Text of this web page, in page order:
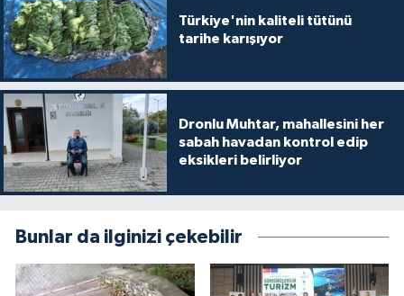
Türkiye'nin kaliteli tütünü
tarihe karışıyor
Dronlu Muhtar, mahallesini her
sabah havadan kontrol edip
eksikleri belirliyor
Bunlar da ilginizi çekebilir